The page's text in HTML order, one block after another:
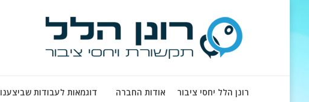
רונן הלל יחסי ציבור אודות החברה דוגמאות לעבודות שביצענו